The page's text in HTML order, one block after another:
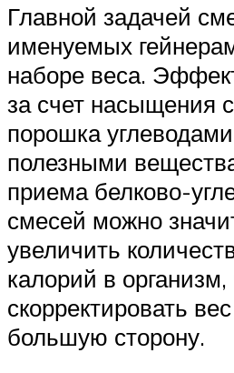
Главной задачей
именуемых
наборе веса.
за счет насыщения
порошка
полезными
приема белково-
смесей можно
увеличить
калорий в
скорректировать
большую сторону.